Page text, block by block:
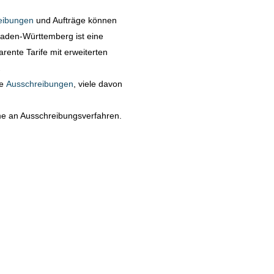
und Aufträge können
Württemberg ist eine
Tarife mit erweiterten
Ausschreibungen , viele davon
an Ausschreibungsverfahren.